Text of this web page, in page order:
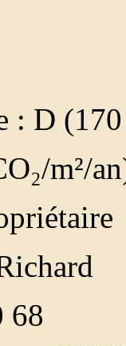
: D
m²/
68